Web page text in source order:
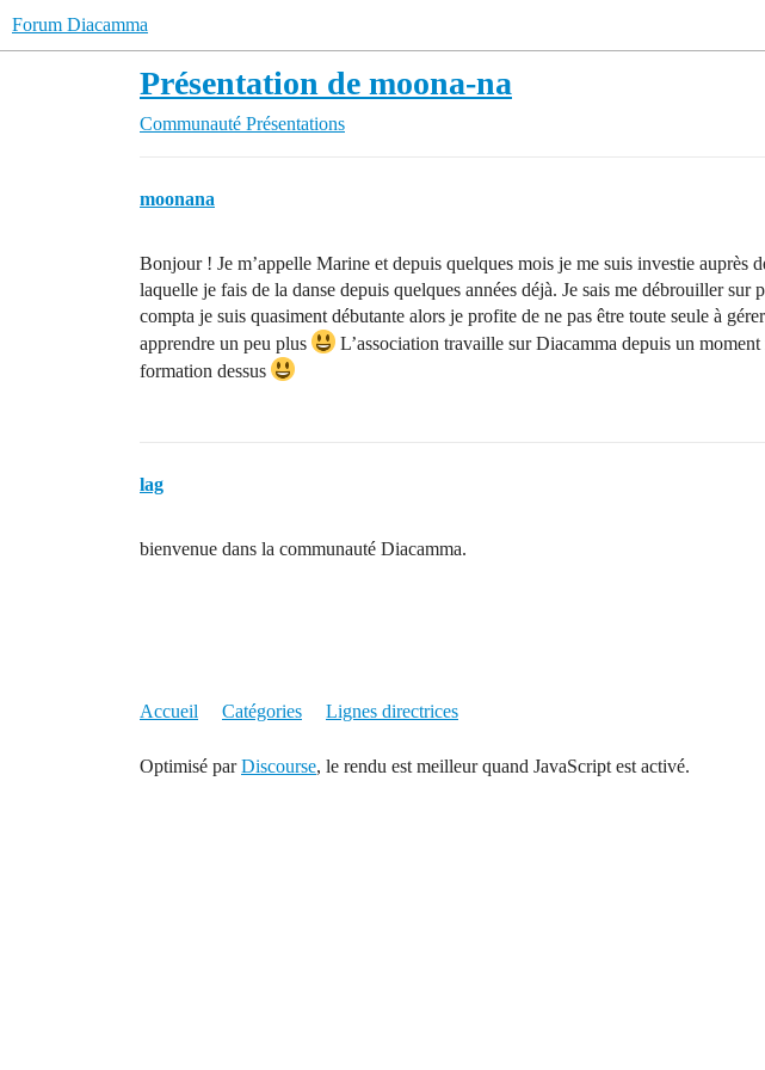
Forum Diacamma
Présentation de moona-na
Communauté Présentations
moonana
Bonjour ! Je m’appelle Marine et depuis quelques mois je me suis investie auprès
laquelle je fais de la danse depuis quelques années déjà. Je sais me débrouiller sur
compta je suis quasiment débutante alors je profite de ne pas être toute seule à
apprendre un peu plus
L’association travaille sur Diacamma depuis un moment
formation dessus
lag
bienvenue dans la communauté Diacamma.
Accueil Catégories Lignes directrices
Optimisé parDiscourse, le rendu est meilleur quand JavaScript est activé.